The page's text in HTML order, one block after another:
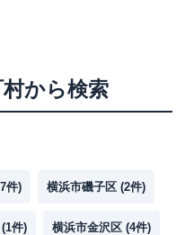
から検索
7件) 横浜市磯子区 (2件)
(1件) 横浜市金沢区 (4件)